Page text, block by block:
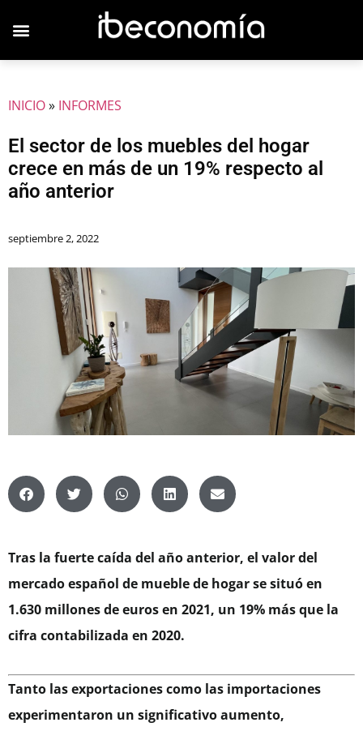
INICIO» INFORMES
El sector de los muebles del hogar
crece en más de un 19% respecto al
año anterior
septiembre 2, 2022
Tras la fuerte caída del año anterior, el valor del
mercado español de mueble de hogar se situó en
1.630 millones de euros en 2021, un 19% más que la
cifra contabilizada en 2020.
Tanto las exportaciones como las importaciones
experimentaron un significativo aumento,